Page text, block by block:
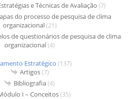
e Técnicas de Avaliação (7)
do processo de pesquisa de clima
organizacional(21)
de questionários de pesquisa de clima
organizacional(4)
Estratégico (137)
Artigos(7)
Bibliografia(4)
I – Conceitos(35)